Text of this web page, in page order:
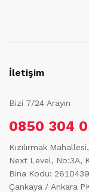
İletişim
Bizi 7/24 Arayın
0850 304
Kızılırmak
Next Level, No:3A,
Bina Kodu:
Çankaya / Ankara